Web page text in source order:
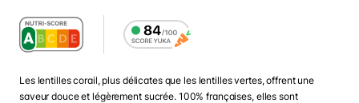
Les lentilles corail, plus délicates que les lentilles vertes, offrent une
saveur douce et légèrement sucrée. 100% françaises, elles sont